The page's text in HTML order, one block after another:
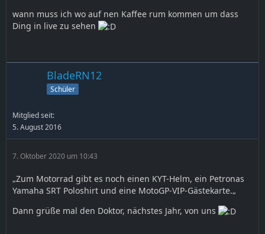
wann muss ich wo auf nen Kaffee rum kommen um dass
Ding in live zu sehen
BladeRN12
Schüler
Mitglied seit:
5. August 2016
7. Oktober 2020 um 10:43
„Zum Motorrad gibt es noch einen KYT-Helm, ein Petronas
Yamaha SRT Poloshirt und eine MotoGP-VIP-Gästekarte.„
Dann grüße mal den Doktor, nächstes Jahr, von uns